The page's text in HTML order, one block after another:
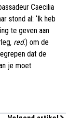
Caecilia
stond al: ‘Ik heb
te geven aan
red.) om de
dat de
je moet